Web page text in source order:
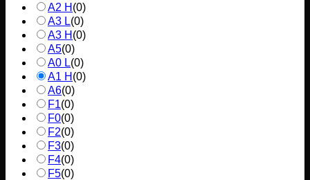
A2 H (0)
A3 L(0)
A3 H (0)
A5(0)
A0 L(0)
A1 H (0)
A6(0)
F1(0)
F0(0)
F2(0)
F3(0)
F4(0)
F5(0)